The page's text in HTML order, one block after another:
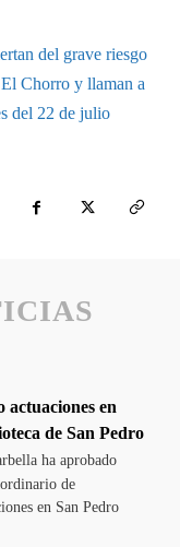
del grave riesgo
Chorro y llaman a
del 22 de julio
actuaciones en
de San Pedro
ha aprobado
de
en San Pedro